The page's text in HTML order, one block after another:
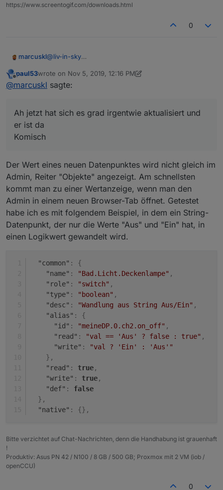
https://www.screentogif.com/downloads.html
0
marcuskl@liv-in-sky
ist da
Komisch🤔
paul53wrote on Nov 5, 2019, 12:16 PM
last edited by paul53Nov 5, 2019, 7:26 PM
@marcuskl sagte:
Ah jetzt hat sich es grad irgentwie aktualisiert und
er ist da
Komisch
Der Wert eines neuen Datenpunktes wird nicht gleich im
Admin, Reiter "Objekte" angezeigt. Am schnellsten
kommt man zu einer Wertanzeige, wenn man den
Admin in einem neuen Browser-Tab öffnet. Getestet
habe ich es mit folgendem Beispiel, in dem ein String-
Datenpunkt, der nur die Werte "Aus" und "Ein" hat, in
einen Logikwert gewandelt wird.
"common" :
{
"name" : "Bad.Licht.Deckenlampe" ,
"role" : "switch" ,
"type" : "boolean" ,
"desc" : "Wandlung aus String Aus/Ein" ,
"alias" :
{
"id" : "meineDP.0.ch2.on_off" ,
"read" : "val == 'Aus' ? false : true" ,
"write" :
"val ? 'Ein' : 'Aus'"
} ,
"read" : true,
"write" : true,
"def" :
false
} ,
"native" : {} ,
Bitte verzichtet auf Chat-Nachrichten, denn die Handhabung ist grauenhaft
!
Produktiv: Asus PN 42 / N100 / 8 GB / 500 GB; Proxmox mit 2 VM (iob /
openCCU)
0